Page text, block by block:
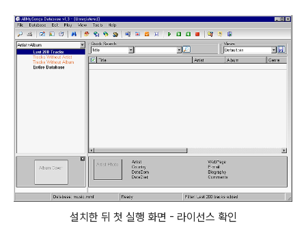
설치한 뒤 첫 실행 화면 - 라이선스 확인